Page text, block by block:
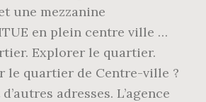
une mezzanine
en plein centre ville …
Explorer le quartier.
le quartier de Centre-ville ?
adresses. L’agence